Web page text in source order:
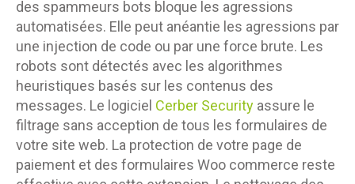
des spammeurs bots bloque les agressions
automatisées. Elle peut anéantie les agressions par
une injection de code ou par une force brute. Les
robots sont détectés avec les algorithmes
heuristiques basés sur les contenus des
messages. Le logiciel Cerber Security assure le
filtrage sans acception de tous les formulaires de
votre site web. La protection de votre page de
paiement et des formulaires Woo commerce reste